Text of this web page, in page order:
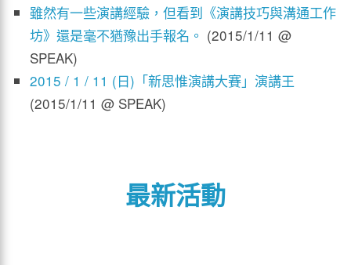
雖然有一些演講經驗，但看到《演講技巧與溝通工作
坊》還是毫不猶豫出手報名。 (2015/1/11 @
SPEAK)
2015 / 1 / 11 (日)「新思惟演講大賽」演講王
(2015/1/11 @ SPEAK)
最新活動